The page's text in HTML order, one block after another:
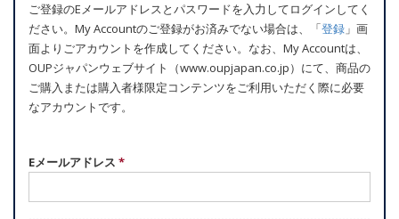
マ
リ
ー
タ
ブ
ご登録のEメールアドレスとパスワードを入力してログインしてく
ださい。My Accountのご登録がお済みでない場合は、「登録 」画
面よりごアカウントを作成してください。なお、My Accountは、
OUPジャパンウェブサイト（www.oupjapan.co.jp）にて、商品の
ご購入または購入者様限定コンテンツをご利用いただく際に必要
なアカウントです。
Eメールアドレス *